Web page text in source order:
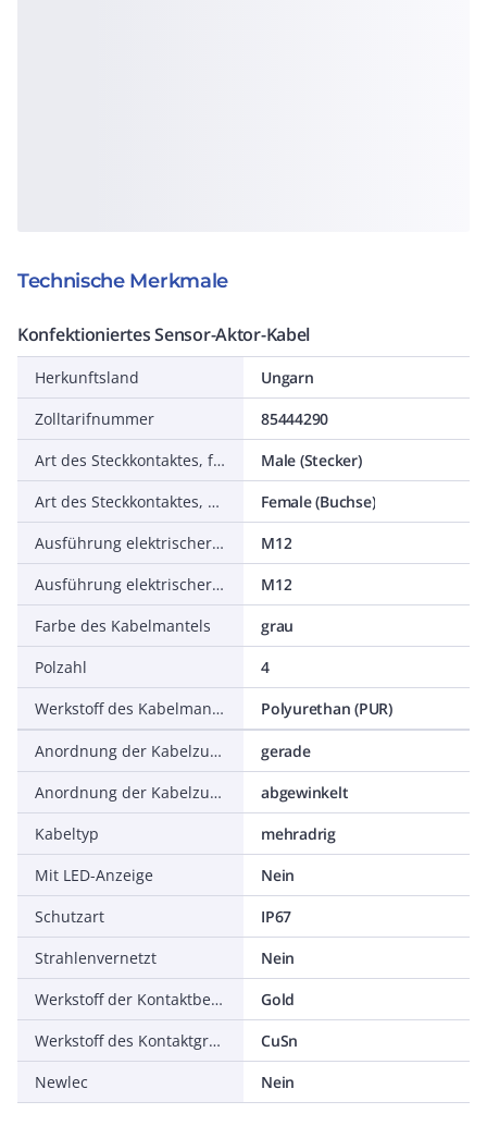
Technische Merkmale
Konfektioniertes Sensor-Aktor-Kabel
Herkunftsland
Ungarn
Zolltarifnummer
85444290
Art des Steckkontaktes, feldseitig
Male (Stecker)
Art des Steckkontaktes, gehäuseseitig
Female (Buchse)
Ausführung elektrischer Anschluss, feldseitig
M12
Ausführung elektrischer Anschluss, gehäuseseitig
M12
Farbe des Kabelmantels
grau
Polzahl
4
Werkstoff des Kabelmantels
Polyurethan (PUR)
Anordnung der Kabelzuführung, feldseitig
gerade
Anordnung der Kabelzuführung, gehäuseseitig
abgewinkelt
Kabeltyp
mehradrig
Mit LED-Anzeige
Nein
Schutzart
IP67
Strahlenvernetzt
Nein
Werkstoff der Kontaktbeschichtung
Gold
Werkstoff des Kontaktgrundkörpers
CuSn
Newlec
Nein